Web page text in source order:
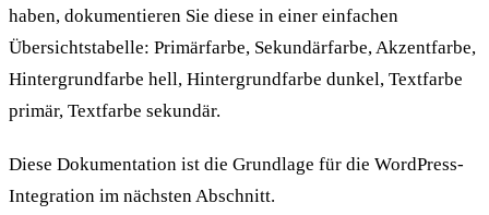
haben, dokumentieren Sie diese in einer einfachen
Übersichtstabelle: Primärfarbe, Sekundärfarbe, Akzentfarbe,
Hintergrundfarbe hell, Hintergrundfarbe dunkel, Textfarbe
primär, Textfarbe sekundär.
Diese Dokumentation ist die Grundlage für die WordPress-
Integration im nächsten Abschnitt.